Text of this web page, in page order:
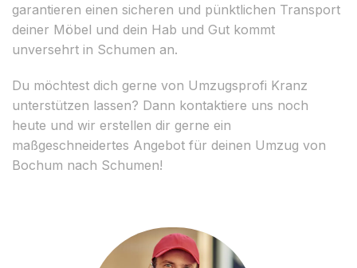
garantieren einen sicheren und pünktlichen Transport
deiner Möbel und dein Hab und Gut kommt
unversehrt in Schumen an.
Du möchtest dich gerne von Umzugsprofi Kranz
unterstützen lassen? Dann kontaktiere uns noch
heute und wir erstellen dir gerne ein
maßgeschneidertes Angebot für deinen Umzug von
Bochum nach Schumen!